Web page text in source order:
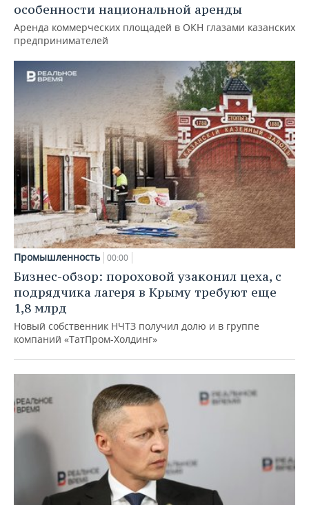
особенности национальной аренды
Аренда коммерческих площадей в ОКН глазами казанских
предпринимателей
Промышленность 00:00
Бизнес-обзор: пороховой узаконил цеха, с
подрядчика лагеря в Крыму требуют еще
1,8 млрд
Новый собственник НЧТЗ получил долю и в группе
компаний «ТатПром-Холдинг»